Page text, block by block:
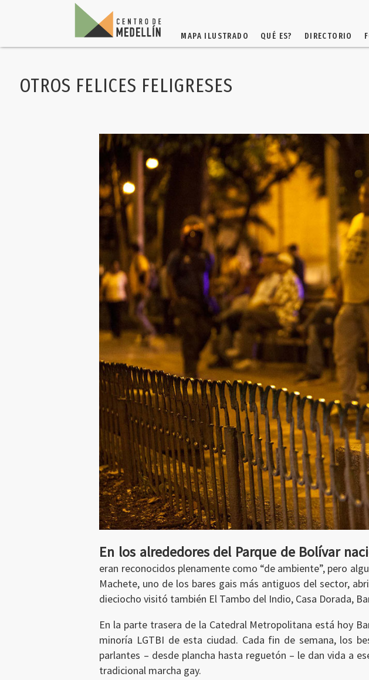
MAPA ILUSTRADO QUÉ ES? DIRECTORIO
OTROS FELICES FELIGRESES
En los alrededores del Parque de Bolívar
eran reconocidos plenamente como “de ambiente”, pero
Machete, uno de los bares gais más antiguos del sector,
dieciocho visitó también El Tambo del Indio, Casa Dorada,
En la parte trasera de la Catedral Metropolitana está hoy
minoría LGTBI de esta ciudad. Cada fin de semana, los
parlantes – desde plancha hasta reguetón – le dan vida a
tradicional marcha gay.